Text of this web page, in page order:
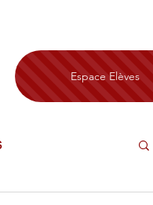
Espace Elèves